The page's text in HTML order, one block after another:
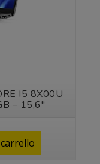
I5 8X00U
– 15,6″